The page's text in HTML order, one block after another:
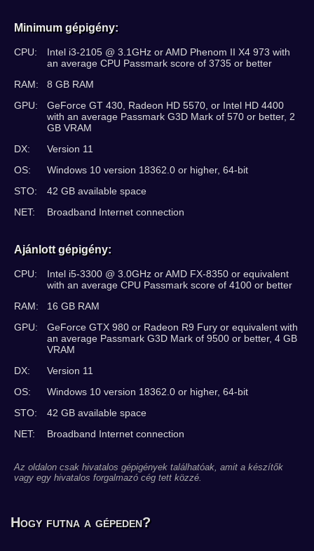
Minimum gépigény:
CPU:
Intel i3-2105 @ 3.1GHz or AMD Phenom II X4 973 with
an average CPU Passmark score of 3735 or better
RAM:
8 GB RAM
GPU:
GeForce GT 430, Radeon HD 5570, or Intel HD 4400
with an average Passmark G3D Mark of 570 or better, 2
GB VRAM
DX:
Version 11
OS:
Windows 10 version 18362.0 or higher, 64-bit
STO:
42 GB available space
NET:
Broadband Internet connection
Ajánlott gépigény:
CPU:
Intel i5-3300 @ 3.0GHz or AMD FX-8350 or equivalent
with an average CPU Passmark score of 4100 or better
RAM:
16 GB RAM
GPU:
GeForce GTX 980 or Radeon R9 Fury or equivalent with
an average Passmark G3D Mark of 9500 or better, 4 GB
VRAM
DX:
Version 11
OS:
Windows 10 version 18362.0 or higher, 64-bit
STO:
42 GB available space
NET:
Broadband Internet connection
Az oldalon csak hivatalos gépigények találhatóak, amit a készítők
vagy egy hivatalos forgalmazó cég tett közzé.
Hogy futna a gépeden?